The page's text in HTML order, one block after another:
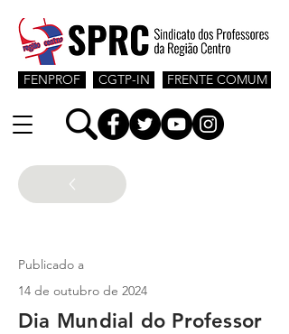
CGTP-IN
FENPROF FRENTE COMUM
Publicado a
14 de outubro de 2024
Dia Mundial do Professor